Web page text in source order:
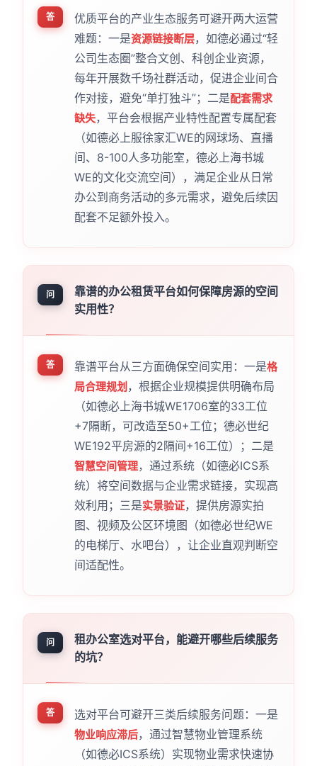
答
优质平台的产业生态服务可避开两大运营
难题：一是资源链接断层，如德必通过“轻
公司生态圈”整合文创、科创企业资源，
每年开展数千场社群活动，促进企业间合
作对接，避免“单打独斗”；二是配套需求
缺失，平台会根据产业特性配置专属配套
（如德必上服徐家汇WE的网球场、直播
间、8-100人多功能室，德必上海书城
WE的文化交流空间），满足企业从日常
办公到商务活动的多元需求，避免后续因
配套不足额外投入。
问
靠谱的办公租赁平台如何保障房源的空间
实用性？
答 靠谱平台从三方面确保空间实用：一是格
局合理规划 ，根据企业规模提供明确布局
（如德必上海书城WE1706室的33工位
+7隔断，可改造至50+工位；德必世纪
WE192平房源的2隔间+16工位）；二是
智慧空间管理，通过系统（如德必ICS系
统）将空间数据与企业需求链接，实现高
效利用；三是实景验证，提供房源实拍
图、视频及公区环境图（如德必世纪WE
的电梯厅、水吧台），让企业直观判断空
间适配性。
问
租办公室选对平台，能避开哪些后续服务
的坑？
答 选对平台可避开三类后续服务问题：一是
物业响应滞后，通过智慧物业管理系统
（如德必ICS系统）实现物业需求快速协